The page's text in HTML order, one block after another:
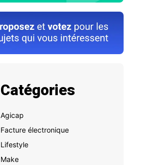
Catégories
Agicap
Facture électronique
Lifestyle
Make